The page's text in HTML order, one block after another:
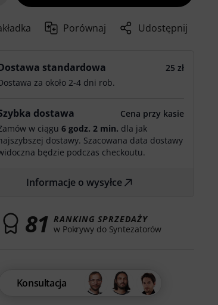
Porównaj Udostępnij
standardowa
25 zł
za około 2-4 dni rob.
dostawa
Cena przy kasie
w ciągu6 godz. 2 min. dla jak
dostawy. Szacowana data dostawy
będzie podczas checkoutu.
Informacje o wysyłce
81 RANKING SPRZEDAŻY
w Pokrywy do Syntezatorów
Konsultacja